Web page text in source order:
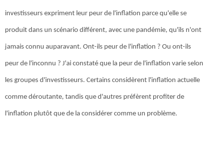
investisseurs expriment leur peur de l'inflation parce qu'elle se
produit dans un scénario différent, avec une pandémie, qu'ils n'ont
jamais connu auparavant. Ont-ils peur de l'inflation ? Ou ont-ils
peur de l'inconnu ? J'ai constaté que la peur de l'inflation varie selon
les groupes d'investisseurs. Certains considèrent l'inflation actuelle
comme déroutante, tandis que d'autres préfèrent profiter de
l'inflation plutôt que de la considérer comme un problème.